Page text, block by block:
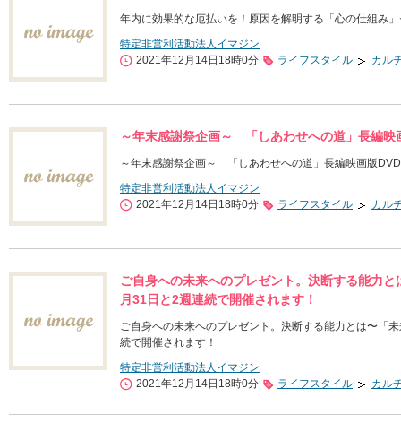
年内に効果的な厄払いを！原因を解明する「心の仕組み
特定非営利活動法人イマジン
2021年12月14日18時0分
ライフスタイル カル
～年末感謝祭企画～ 「しあわせへの道」長編映
～年末感謝祭企画～ 「しあわせへの道」長編映画版
特定非営利活動法人イマジン
2021年12月14日18時0分
ライフスタイル カル
ご自身への未来へのプレゼント。決断する能力
月31日と2週連続で開催されます！
ご自身への未来へのプレゼント。決断する能力とは〜「
続で開催されます！
特定非営利活動法人イマジン
2021年12月14日18時0分
ライフスタイル カル